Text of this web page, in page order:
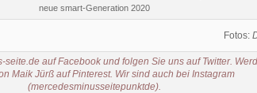
neue smart-Generation 2020
Fotos: